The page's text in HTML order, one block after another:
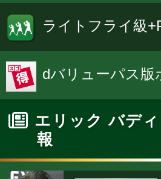
ライトフライ級
dバリューパス版
エリック バデ
報